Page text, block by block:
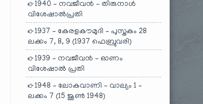
1940 – നവജീവൻ – തിരുനാൾ
വിശേഷാൽപ്രതി
1937 – കേരളകൗമുദി – പുസ്തകം 28
ലക്കം 7, 8, 9 (1937 ഫെബ്രുവരി)
1939 – നവജീവൻ – ഓണം
വിശേഷാൽ പ്രതി
1948 – ലോകവാണി – വാല്യം 1 –
ലക്കം 7 (15 ജൂൺ 1948)